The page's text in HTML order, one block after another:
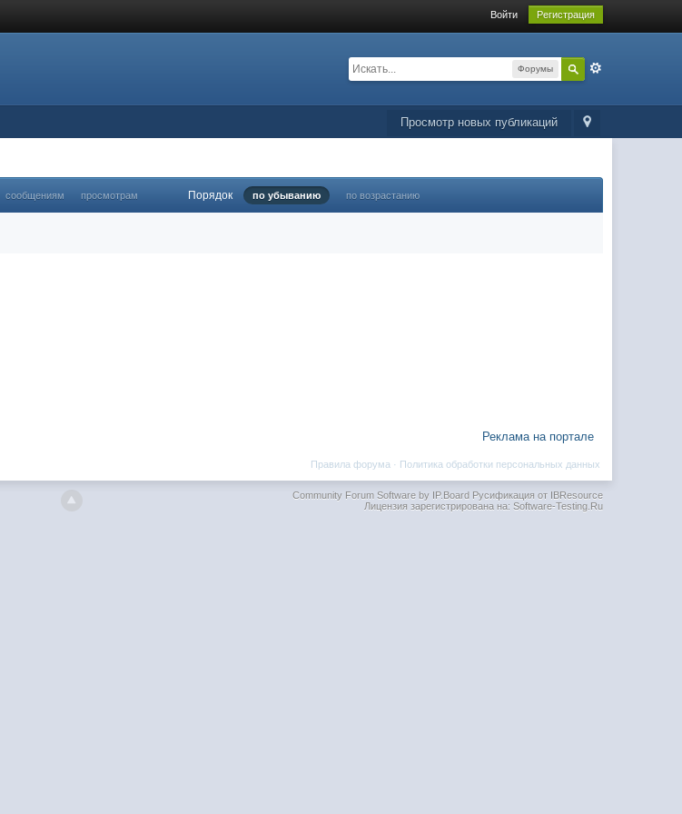
Войти Регистрация
Форумы
Просмотр новых публикаций
сообщениям просмотрам Порядок по убыванию по возрастанию
Реклама на портале
Политика обработки персональных данных
Правила форума ·
Community Forum Software by IP.BoardРусификация от IBResource
Лицензия зарегистрирована на: Software-Testing.Ru